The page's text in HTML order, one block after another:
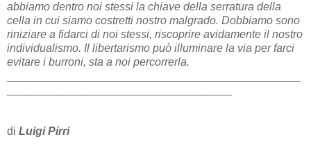
abbiamo dentro noi stessi la chiave della serratura della
cella in cui siamo costretti nostro malgrado. Dobbiamo sono
riniziare a fidarci di noi stessi, riscoprire avidamente il nostro
individualismo. Il libertarismo può illuminare la via per farci
evitare i burroni, sta a noi percorrerla.
di Luigi Pirri